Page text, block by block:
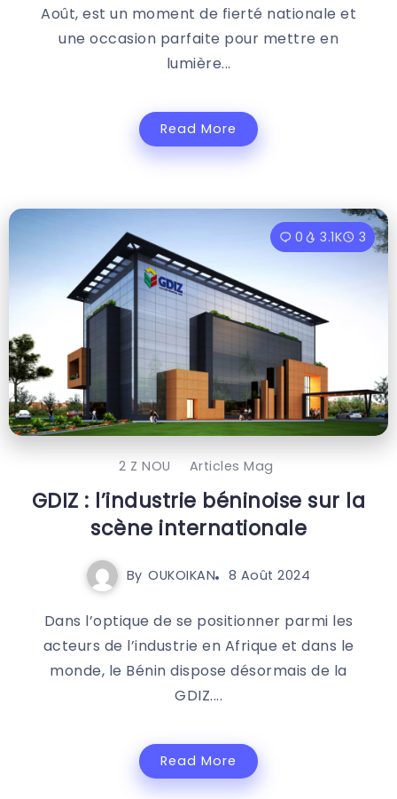
Août, est un moment de fierté nationale et
une occasion parfaite pour mettre en
lumière...
Read More
0 3.1K 3
2 Z NOU Articles Mag
GDIZ : l’industrie béninoise sur la
scène internationale
By OUKOIKAN 8 Août 2024
Dans l’optique de se positionner parmi les
acteurs de l’industrie en Afrique et dans le
monde, le Bénin dispose désormais de la
GDIZ....
Read More